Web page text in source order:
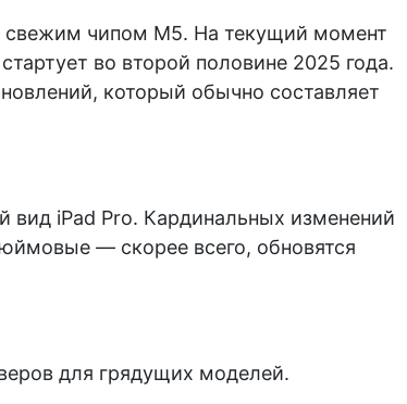
свежим чипом M5. На текущий момент
во второй половине 2025 года.
который обычно составляет
вид iPad Pro. Кардинальных изменений
— скорее всего, обновятся
для грядущих моделей.